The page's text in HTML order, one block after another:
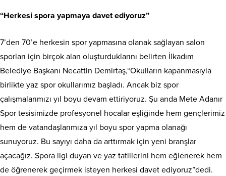
“Herkesi spora yapmaya davet ediyoruz”
7’den 70’e herkesin spor yapmasına olanak sağlayan salon
sporları için birçok alan oluşturduklarını belirten İlkadım
Belediye Başkanı Necattin Demirtaş,“Okulların kapanmasıyla
birlikte yaz spor okullarımız başladı. Ancak biz spor
çalışmalarımızı yıl boyu devam ettiriyoruz. Şu anda Mete Adanır
Spor tesisimizde profesyonel hocalar eşliğinde hem gençlerimiz
hem de vatandaşlarımıza yıl boyu spor yapma olanağı
sunuyoruz. Bu sayıyı daha da arttırmak için yeni branşlar
açacağız. Spora ilgi duyan ve yaz tatillerini hem eğlenerek hem
de öğrenerek geçirmek isteyen herkesi davet ediyoruz”dedi.